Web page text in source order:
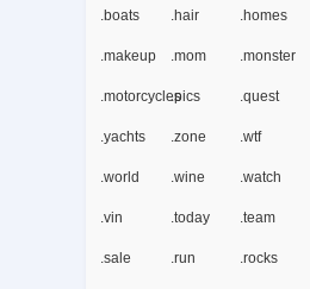
.boats .hair .homes
.makeup .mom .monster
.motorcycles.pics .quest
.yachts .zone .wtf
.world .wine .watch
.vin .today .team
.sale .run .rocks